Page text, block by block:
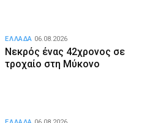
Νεκρός ένας 42χρονος σε
τροχαίο στη Μύκονο
ΕΛΛΑΔΑ 06.08.2026